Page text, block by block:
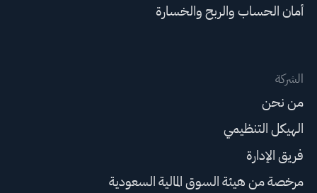
أمان الحساب والربح والخسارة
الشركة
من نحن
الهيكل التنظيمي
فريق الإدارة
مرخصة من هيئة السوق المالية السعودية